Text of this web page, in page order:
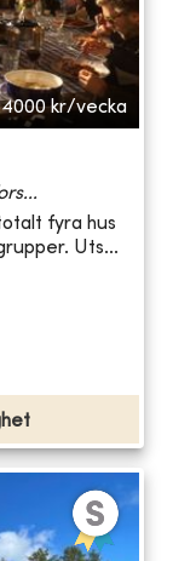
kr/vecka
fyra hus
Uts...